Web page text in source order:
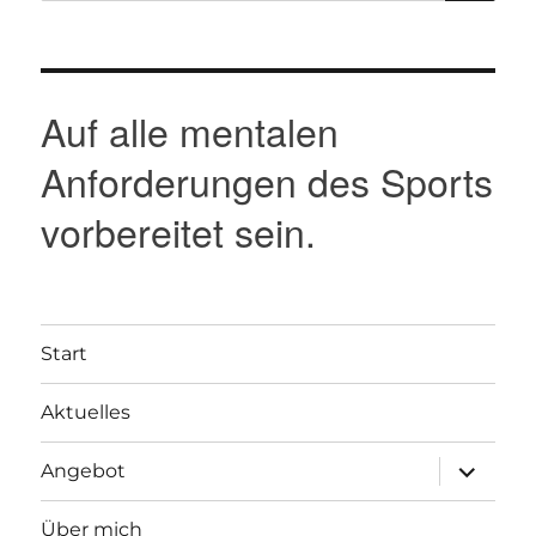
Auf alle mentalen
Anforderungen des Sports
vorbereitet sein.
Start
Aktuelles
Angebot
anzeigen
Über mich